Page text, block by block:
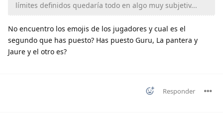
límites definidos quedaría todo en algo muy subjetiv...
No encuentro los emojis de los jugadores y cual es el
segundo que has puesto? Has puesto Guru, La pantera y
Jaure y el otro es?
Responder